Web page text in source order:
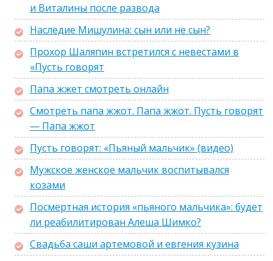
и Виталины после развода
Наследие Мишулина: сын или не сын?
Прохор Шаляпин встретился с невестами в
«Пусть говорят
Папа жжет смотреть онлайн
Смотреть папа жжот. Папа жжот. Пусть говорят
— Папа жжот
Пусть говорят: «Пьяный мальчик» (видео)
Мужское женское мальчик воспитывался
козами
Посмертная история «пьяного мальчика»: будет
ли реабилитирован Алеша Шимко?
Свадьба саши артемовой и евгения кузина